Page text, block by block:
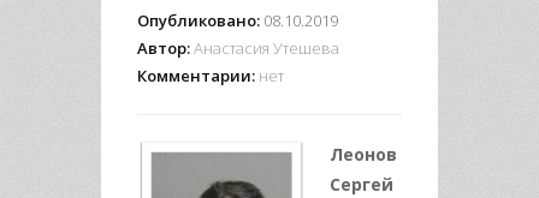
Опубликовано: 08.10.2019
Автор:Анастасия Утешева
Комментарии: нет
Леонов
Сергей